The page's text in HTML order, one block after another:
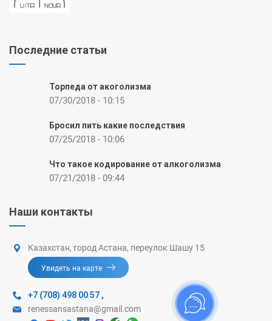
Последние статьи
Торпеда от акоголизма
07/30/2018 - 10:15
Бросил пить какие последствия
07/25/2018 - 10:06
Что такое кодирование от алкоголизма
07/21/2018 - 09:44
Наши контакты
Казахстан, город Астана, переулок Шашу 15
Увидеть на карте
+7 (708) 498 00 57 ,
renessansastana@gmail.com